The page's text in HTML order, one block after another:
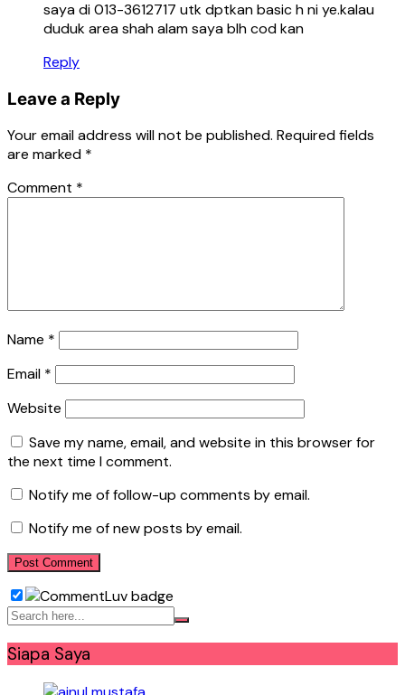
saya di 013-3612717 utk dptkan basic h ni ye.kalau
duduk area shah alam saya blh cod kan
Reply
Leave a Reply
Your email address will not be published. Required fields
are marked *
Comment *
Name *
Email *
Website
Save my name, email, and website in this browser for
the next time I comment.
Notify me of follow-up comments by email.
Notify me of new posts by email.
Siapa Saya